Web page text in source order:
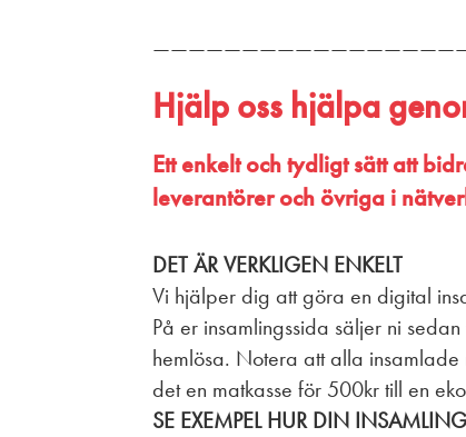
Hjälp oss hjälpa
Ett enkelt och tydligt sätt att
leverantörer och övriga i
DET ÄR VERKLIGEN ENKELT
Vi hjälper dig att göra en digital
På er insamlingssida säljer ni
hemlösa. Notera att alla
det en matkasse för 500kr till en
SE EXEMPEL HUR DIN